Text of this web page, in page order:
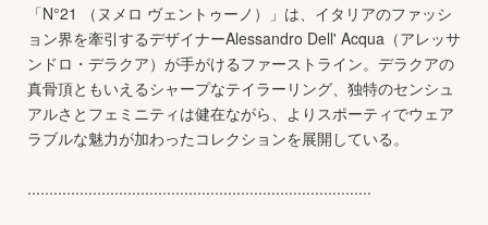
「N°21 （ヌメロ ヴェントゥーノ）」は、イタリアのファッシ
ョン界を牽引するデザイナーAlessandro Dell' Acqua（アレッサ
ンドロ・デラクア）が手がけるファーストライン。デラクアの
真骨頂ともいえるシャープなテイラーリング、独特のセンシュ
アルさとフェミニティは健在ながら、よりスポーティでウェア
ラブルな魅力が加わったコレクションを展開している。
...............................................................................